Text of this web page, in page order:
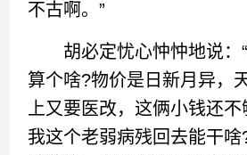
不古啊。”
胡必定忧心忡忡地说：“
算个啥?物价是日新月异，
上又要医改，这俩小钱还不
我这个老弱病残回去能干